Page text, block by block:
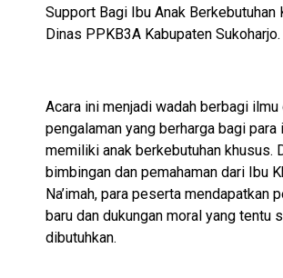
Support Bagi Ibu Anak Berkebutuhan
Dinas PPKB3A Kabupaten Sukoharjo.
Acara ini menjadi wadah berbagi ilmu
pengalaman yang berharga bagi para
memiliki anak berkebutuhan khusus.
bimbingan dan pemahaman dari Ibu
Na’imah, para peserta mendapatkan
baru dan dukungan moral yang tentu
dibutuhkan.